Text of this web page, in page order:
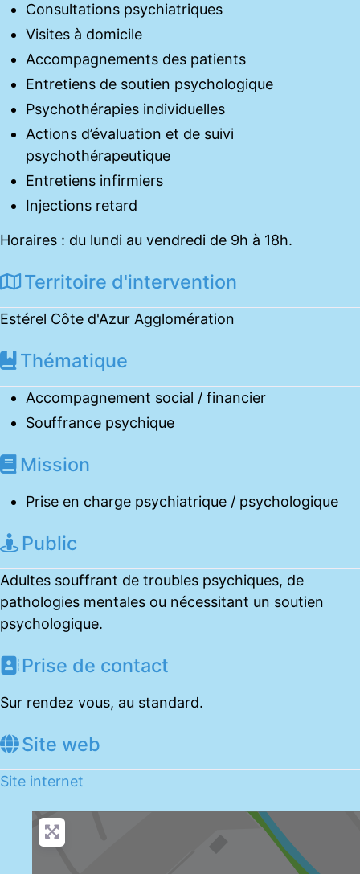
Consultations psychiatriques
Visites à domicile
Accompagnements des patients
Entretiens de soutien psychologique
Psychothérapies individuelles
Actions d’évaluation et de suivi
psychothérapeutique
Entretiens infirmiers
Injections retard
Horaires : du lundi au vendredi de 9h à 18h.
Territoire d'intervention
Estérel Côte d'Azur Agglomération
Thématique
Accompagnement social / financier
Souffrance psychique
Mission
Prise en charge psychiatrique / psychologique
Public
Adultes souffrant de troubles psychiques, de
pathologies mentales ou nécessitant un soutien
psychologique.
Prise de contact
Sur rendez vous, au standard.
Site web
Site internet